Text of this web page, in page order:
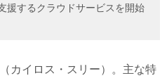
援するクラウドサービスを開始
カイロス・スリー）。主な特